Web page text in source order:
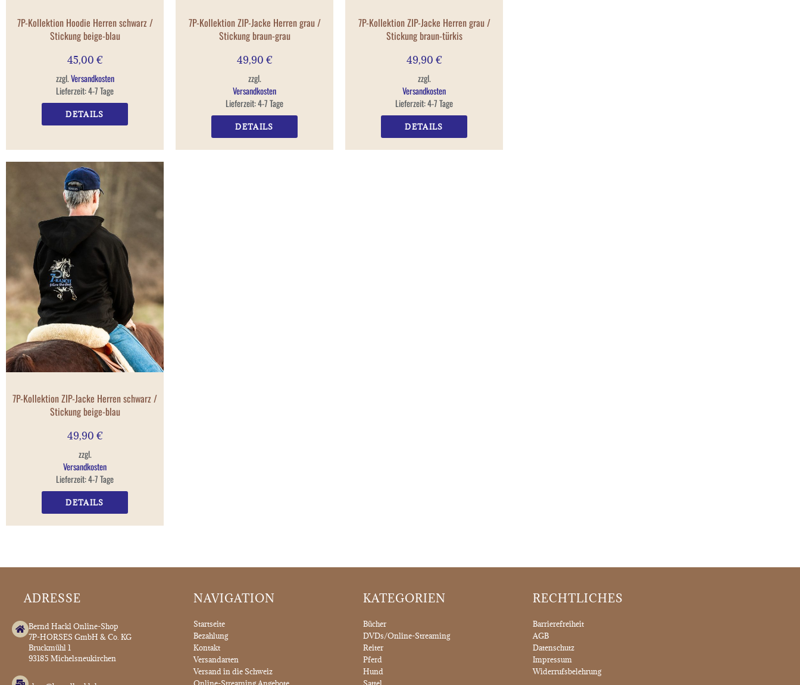
7P-Kollektion Hoodie Herren schwarz /
Stickung beige-blau
45,00 €
zzgl.Versandkosten
Lieferzeit:4-7 Tage
DETAILS
7P-Kollektion ZIP-Jacke Herren grau /
Stickung braun-grau
49,90 €
zzgl.
Versandkosten
Lieferzeit:4-7 Tage
DETAILS
7P-Kollektion ZIP-Jacke Herren grau /
Stickung braun-türkis
49,90 €
zzgl.
Versandkosten
Lieferzeit:4-7 Tage
DETAILS
7P-Kollektion ZIP-Jacke Herren schwarz /
Stickung beige-blau
49,90 €
zzgl.
Versandkosten
Lieferzeit:4-7 Tage
DETAILS
ADRESSE
Bernd Hackl Online-Shop
7P-HORSES GmbH & Co. KG
Bruckmühl 1
93185 Michelsneukirchen
NAVIGATION
Startseite
Bezahlung
Kontakt
Versandarten
Versand in die Schweiz
Online-Streaming Angebote
KATEGORIEN
Bücher
DVDs/Online-Streaming
Reiter
Pferd
Hund
Sattel
RECHTLICHES
Barrierefreiheit
AGB
Datenschutz
Impressum
Widerrufsbelehrung